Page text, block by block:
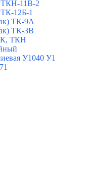
ТКН-11В-2
12Б-1
ТК-9А
ТК-3В
ТКН
У1040 У1